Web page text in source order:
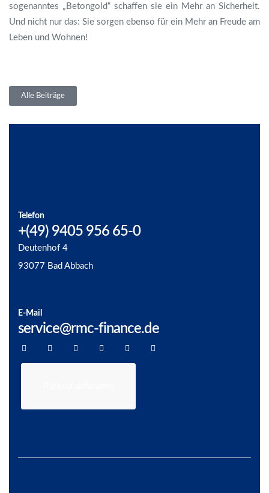
sogenanntes „Betongold“ schaffen sie ein Mehr an Sicherheit.
Und nicht nur das: Sie sorgen ebenso für ein Mehr an Freude am
Leben und Wohnen!
Alle Beiträge
Telefon
+(49) 9405 956 65-0
Deutenhof 4
93077 Bad Abbach
E-Mail
service@rmc-finance.de